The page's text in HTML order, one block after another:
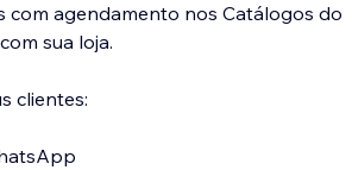
com agendamento nos Catálogos do
sua loja.
clientes: